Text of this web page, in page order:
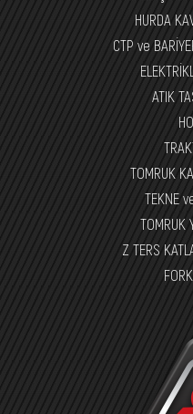
HURDA
CTP ve
ATIK
TOMRUK
TEKNE
TOMRUK
Z TERS